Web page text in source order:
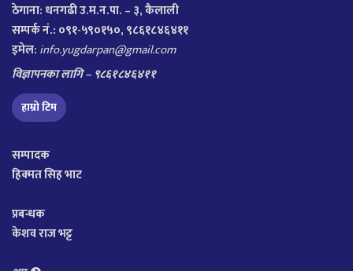
ठेगाना: धनगढी उ.म.न.पा. – ३, कैलाली
सम्पर्क नं.: ०९१-५९०१५०, ९८६१८४६४११
इमेल: info.yugdarpan@gmail.com
विज्ञापनका लागि – ९८६१८४६४११
हाम्रो टिम
सम्पादक
हिक्मत सिह भाट
प्रबन्धक
केशव राज भट्ट